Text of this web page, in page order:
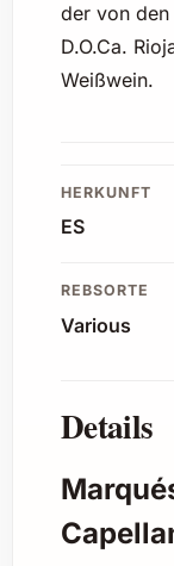
der von
D.O.Ca.
Weißwein.
HERKUNFT
ES
REBSORTE
Various
Details